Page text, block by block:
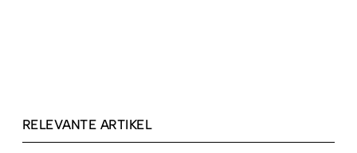
RELEVANTE ARTIKEL